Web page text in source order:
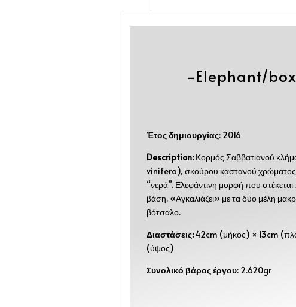
-Elephant/
Έτος δημιουργίας: 2016
Description:Κορμός Σαββατιανού
vinifera), σκούρου καστανού χρώματος
“νερά”. Ελεφάντινη μορφή που
βάση. «Αγκαλιάζει» με τα δύο μέλη
βότσαλο.
Διαστάσεις:42cm (μήκος) × 13cm
(ύψος)
Συνολικό βάρος έργου: 2.620gr